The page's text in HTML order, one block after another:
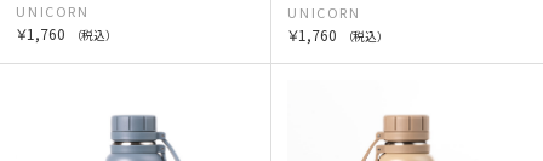
UNICORN
￥1,760 （税込）
UNICORN
￥1,760 （税込）